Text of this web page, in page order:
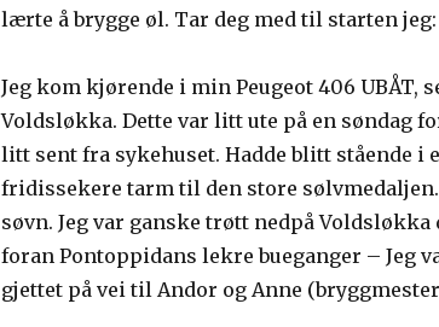
lærte å brygge øl. Tar deg med til starten jeg:
Jeg kom kjørende i min Peugeot 406 UBÅT,
Voldsløkka. Dette var litt ute på en søndag
litt sent fra sykehuset. Hadde blitt stående i
fridissekere tarm til den store
søvn. Jeg var ganske trøtt nedpå Voldsløkka
foran Pontoppidans lekre bueganger – Jeg
gjettet på vei til Andor og Anne